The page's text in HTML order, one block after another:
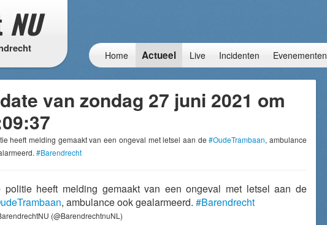
NU
Home Actueel Live Incidenten Evenementen
van zondag 27 juni 2021 om
heeft melding gemaakt van een ongeval met letsel aan de#OudeTrambaan, ambulance
#Barendrecht
politie heeft melding gemaakt van een ongeval met letsel aan de
, ambulance ook gealarmeerd. #Barendrecht
(@BarendrechtnuNL)